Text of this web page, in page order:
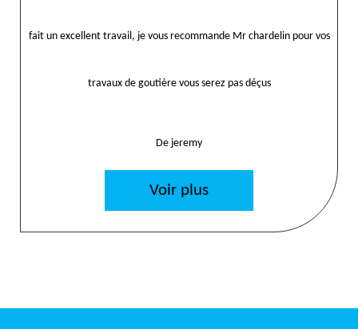
fait un excellent travail, je vous recommande Mr chardelin pour vos
travaux de goutière vous serez pas déçus
De jeremy
Voir plus